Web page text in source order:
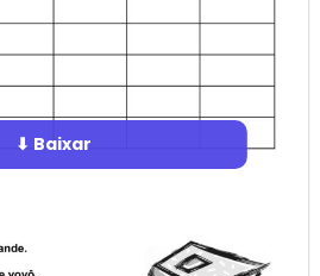
⬇ Baixar